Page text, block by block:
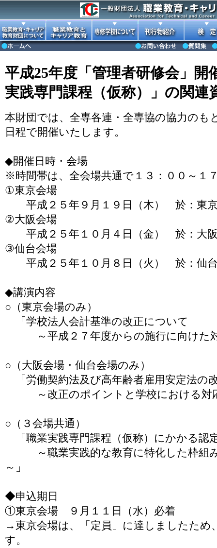
平成25年度「管理者研修会」開
実践専門課程（仮称）」の関連
本財団では、全専各連・全専協の協力のも
日程で開催いたします。
◆開催日時・会場
※時間帯は、全会場共通で１３：００～１
①東京会場
平成２５年９月１９日（木） 於：東
②大阪会場
平成２５年１０月４日（金） 於：大
③仙台会場
平成２５年１０月８日（火） 於：仙
◆講演内容
○（東京会場のみ）
「学校法人会計基準の改正について
～平成２７年度からの施行に向けた
○（大阪会場・仙台会場のみ）
「労働契約法及び高年齢者雇用安定法の
～改正のポイントと学校における対
○（３会場共通）
「職業実践専門課程（仮称）にかかる認
～職業実践的な教育に特化した枠組み
～」
◆申込期日
①東京会場 ９月１１日（水）必着
→東京会場は、「定員」に達しましたため
す。